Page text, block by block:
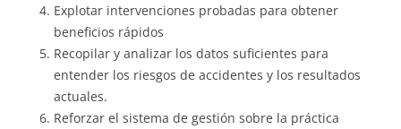
Explotar intervenciones probadas para obtener
beneficios rápidos
Recopilar y analizar los datos suficientes para
entender los riesgos de accidentes y los resultados
actuales.
Reforzar el sistema de gestión sobre la práctica